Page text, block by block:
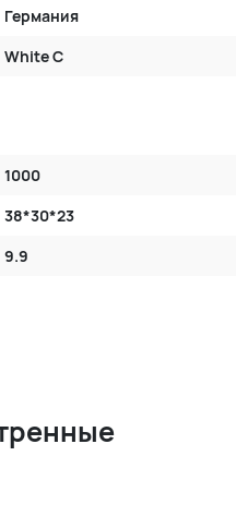
Германия
White C
1000
38*30*23
9.9